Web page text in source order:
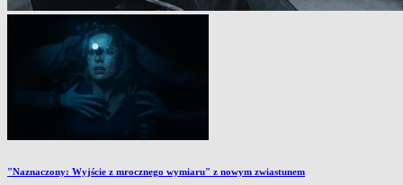
"Naznaczony: Wyjście z mrocznego wymiaru" z nowym zwiastunem